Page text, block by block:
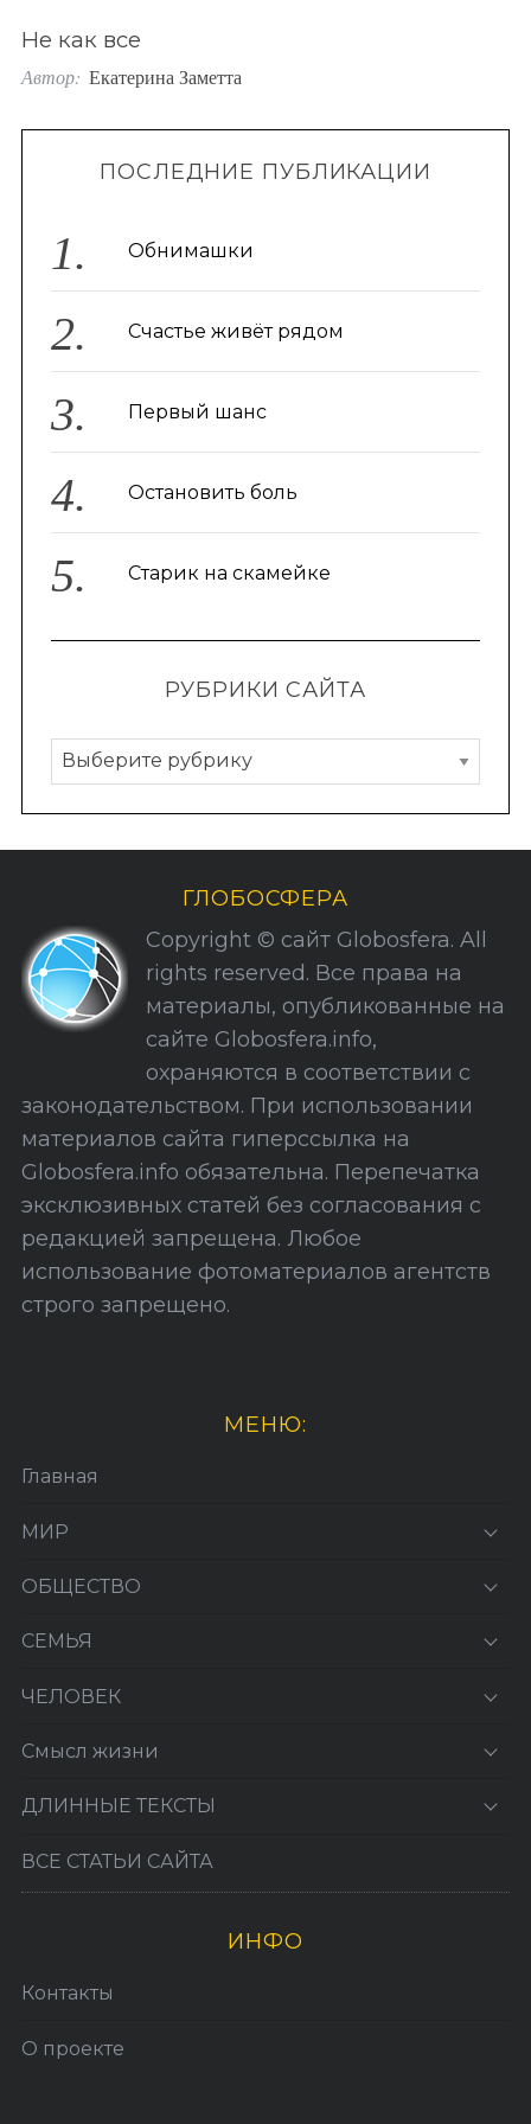
:
Не как все
Автор: Екатерина Заметта
ПОСЛЕДНИЕ ПУБЛИКАЦИИ
Обнимашки
Счастье живёт рядом
Первый шанс
Остановить боль
Старик на скамейке
РУБРИКИ САЙТА
Р
у
б
р
и
С
а
а
ГЛОБОСФЕРА
Copyright © сайт Globosfera. All
rights reserved. Все права на
материалы, опубликованные на
сайте Globosfera.info,
охраняются в соответствии с
законодательством. При использовании
материалов сайта гиперссылка на
Globosfera.info обязательна. Перепечатка
эксклюзивных статей без согласования с
редакцией запрещена. Любое
использование фотоматериалов агентств
строго запрещено.
МЕНЮ:
Главная
МИР
ОБЩЕСТВО
СЕМЬЯ
ЧЕЛОВЕК
Смысл жизни
ДЛИННЫЕ ТЕКСТЫ
ВСЕ СТАТЬИ САЙТА
ИНФО
Контакты
О проекте
S
e
f
o
r
:
По авторам